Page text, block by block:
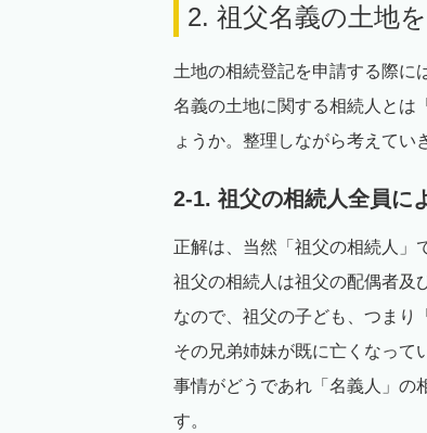
2. 祖父名義の土地
土地の相続登記を申請する際に
名義の土地に関する相続人とは
ょうか。整理しながら考えてい
2-1. 祖父の相続人全員に
正解は、当然「祖父の相続人」
祖父の相続人は祖父の配偶者及
なので、祖父の子ども、つまり
その兄弟姉妹が既に亡くなって
事情がどうであれ「名義人」の
す。